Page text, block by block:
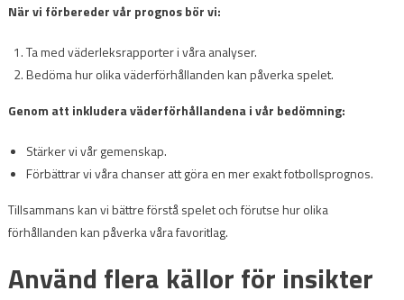
När vi förbereder vår prognos bör vi:
Ta med väderleksrapporter i våra analyser.
Bedöma hur olika väderförhållanden kan påverka spelet.
Genom att inkludera väderförhållandena i vår bedömning:
Stärker vi vår gemenskap.
Förbättrar vi våra chanser att göra en mer exakt fotbollsprognos.
Tillsammans kan vi bättre förstå spelet och förutse hur olika
förhållanden kan påverka våra favoritlag.
Använd flera källor för insikter